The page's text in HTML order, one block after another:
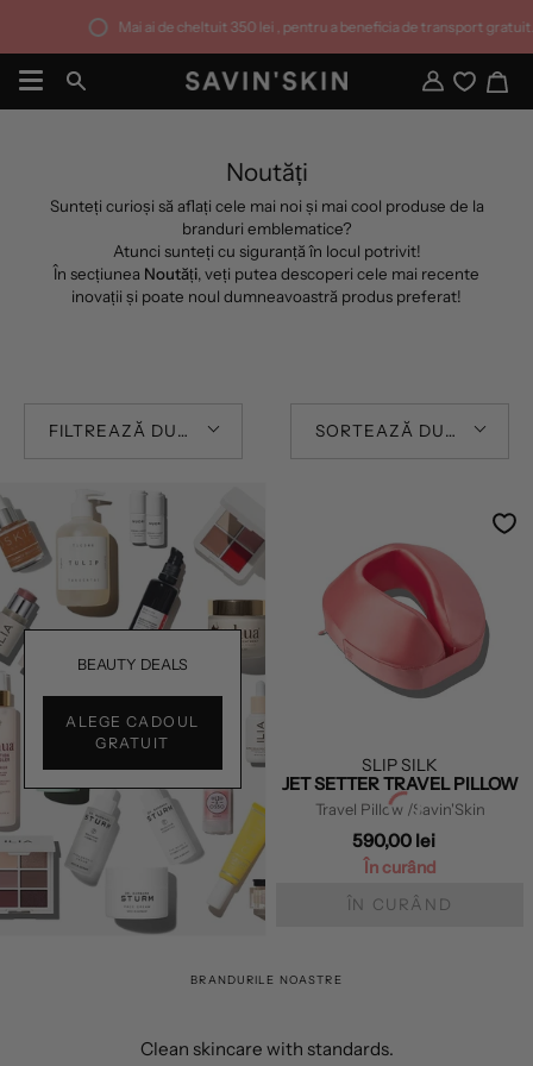
conținut
Mai ai de cheltuit350 lei , pentru a beneficia de transport gratuit.
Căutare
Contul
meu
Noutăți
Sunteți curioși să aflați cele mai noi și mai cool produse de la
branduri emblematice?
Atunci sunteți cu siguranță în locul potrivit!
În secțiunea Noutăți, veți putea descoperi cele mai recente
inovații și poate noul dumneavoastră produs preferat!
FILTREAZĂ DUPĂ SORTEAZĂ DUPĂ
BEAUTY DEALS
ALEGE CADOUL
GRATUIT
SLIP SILK
JET SETTER TRAVEL PILLOW
Travel Pillow /Savin'Skin
590,00 lei
În curând
ÎN CURÂND
BRANDURILE NOASTRE
Clean skincare with standards.